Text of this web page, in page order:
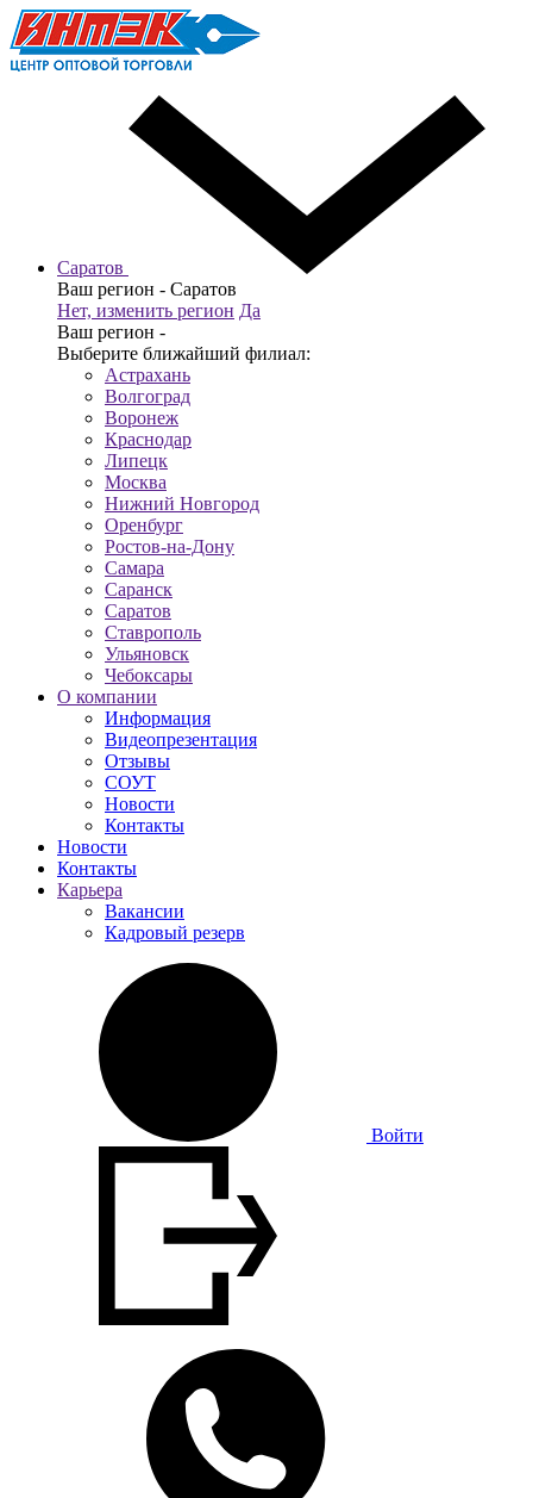
Саратов
Ваш регион - Саратов
Нет, изменить регион Да
Ваш регион -
Выберите ближайший филиал:
Астрахань
Волгоград
Воронеж
Краснодар
Липецк
Москва
Нижний Новгород
Оренбург
Ростов-на-Дону
Самара
Саранск
Саратов
Ставрополь
Ульяновск
Чебоксары
О компании
Информация
Видеопрезентация
Отзывы
СОУТ
Новости
Контакты
Новости
Контакты
Карьера
Вакансии
Кадровый резерв
Войти